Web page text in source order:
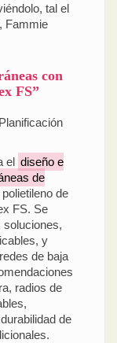
tal el
Fammie
con
FS”
el diseño e
de
de
FS. Se
soluciones,
y
de baja
radios de
de